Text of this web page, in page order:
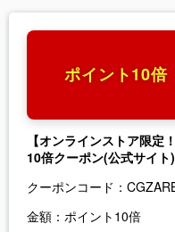
ポイント10倍
【オンラインストア限定
10倍クーポン(公式サイト)
クーポンコード：
金額： ポイント10倍